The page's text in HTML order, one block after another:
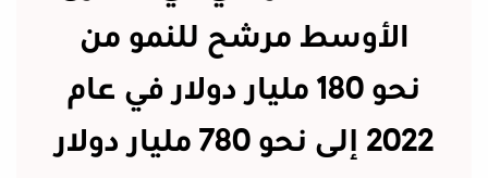
الأوسط مرشح للنمو من
نحو 180 مليار دولار في عام
2022 إلى نحو 780 مليار دولار